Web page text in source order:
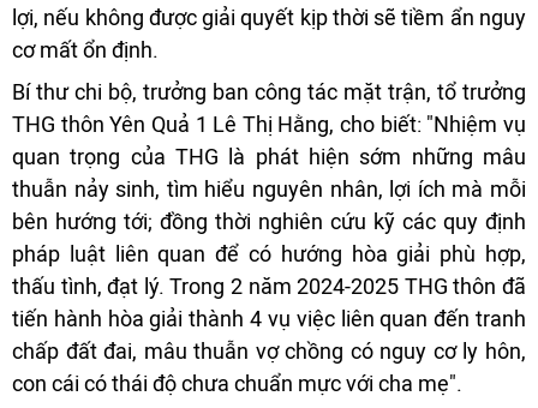
lợi, nếu không được giải quyết kịp thời sẽ tiềm ẩn nguy
cơ mất ổn định.
Bí thư chi bộ, trưởng ban công tác mặt trận, tổ trưởng
THG thôn Yên Quả 1 Lê Thị Hằng, cho biết: "Nhiệm vụ
quan trọng của THG là phát hiện sớm những mâu
thuẫn nảy sinh, tìm hiểu nguyên nhân, lợi ích mà mỗi
bên hướng tới; đồng thời nghiên cứu kỹ các quy định
pháp luật liên quan để có hướng hòa giải phù hợp,
thấu tình, đạt lý. Trong 2 năm 2024-2025 THG thôn đã
tiến hành hòa giải thành 4 vụ việc liên quan đến tranh
chấp đất đai, mâu thuẫn vợ chồng có nguy cơ ly hôn,
con cái có thái độ chưa chuẩn mực với cha mẹ".